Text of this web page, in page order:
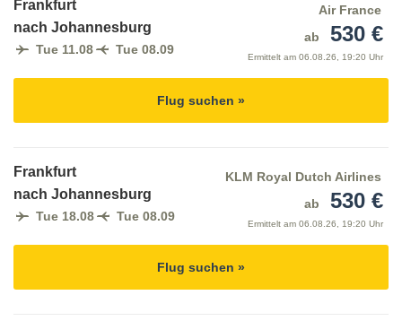
Frankfurt
nach Johannesburg
Tue 11.08 Tue 08.09
Air France
ab
530 €
Ermittelt am 06.08.26, 19:20 Uhr
Flug suchen »
Frankfurt
nach Johannesburg
Tue 18.08 Tue 08.09
KLM Royal Dutch Airlines
ab
530 €
Ermittelt am 06.08.26, 19:20 Uhr
Flug suchen »